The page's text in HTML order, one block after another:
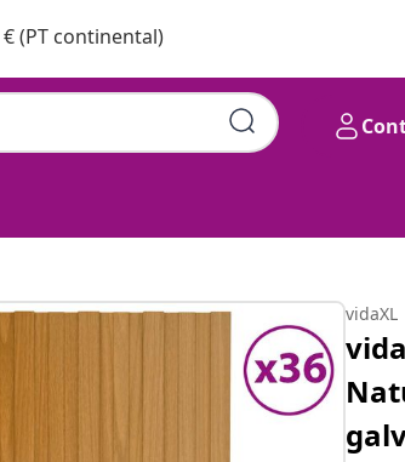
(PT continental)
vidaXL